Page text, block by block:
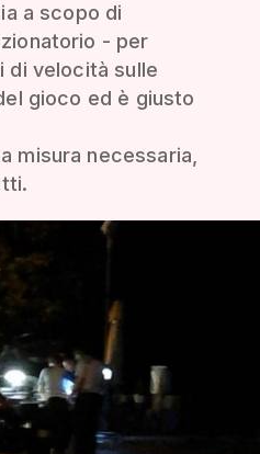
a scopo di
- per
di velocità sulle
gioco ed è giusto
misura necessaria,